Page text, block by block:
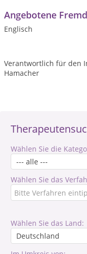
Wählen Sie die
Wählen Sie das
Wählen Sie das Land:
Angebotene
Englisch
Verantwortlich für den
Hamacher